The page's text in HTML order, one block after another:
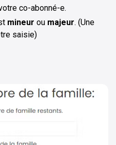
co-abonné-e.
mineur ou majeur. (Une
saisie)